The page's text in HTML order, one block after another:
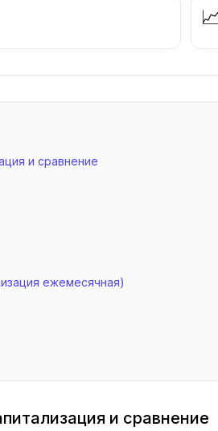
📈
и сравнение
ежемесячная)
и сравнение